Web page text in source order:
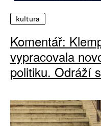
kultura
Komentář:
vypracovala
politiku. Odráží